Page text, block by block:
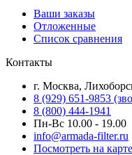
Ваши заказы
Отложенные
Список сравнения
Контакты
г. Москва,
8 (929) 651-9853
8 (800) 444-1941
Пн-Вс 10.00 - 19.00
info@armada-filter.ru
Посмотреть на карте